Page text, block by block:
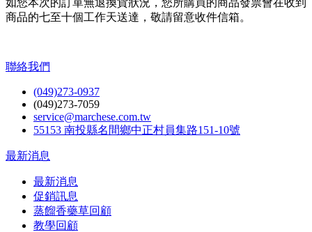
商品的七至十個工作天送達，敬請留意收件信箱。
聯絡我們
(049)273-0937
(049)273-7059
service@marchese.com.tw
55153 南投縣名間鄉中正村員集路151-10號
最新消息
最新消息
促銷訊息
蒸餾香藥草回顧
教學回顧